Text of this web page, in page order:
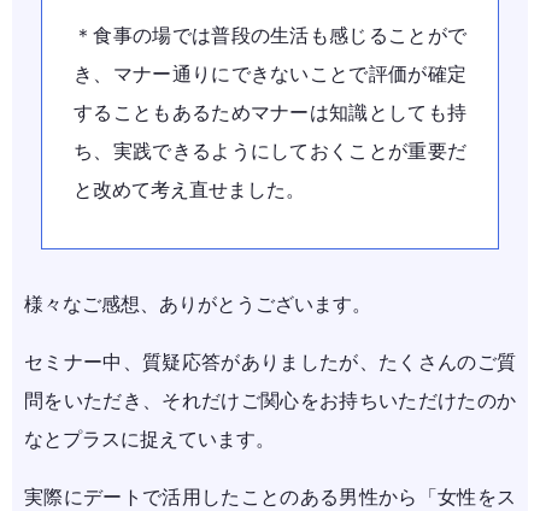
＊食事の場では普段の生活も感じることがで
き、マナー通りにできないことで評価が確定
することもあるためマナーは知識としても持
ち、実践できるようにしておくことが重要だ
と改めて考え直せました。
様々なご感想、ありがとうございます。
セミナー中、質疑応答がありましたが、たくさんのご質
問をいただき、それだけご関心をお持ちいただけたのか
なとプラスに捉えています。
実際にデートで活用したことのある男性から「女性をス